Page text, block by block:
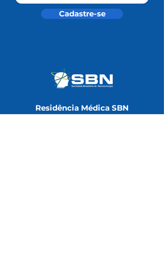
Residência Médica SBN
Cadastre-se